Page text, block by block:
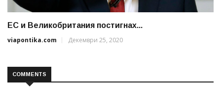
ЕС и Великобритания постигнах...
viapontika.com
Декември 25, 2020
COMMENTS